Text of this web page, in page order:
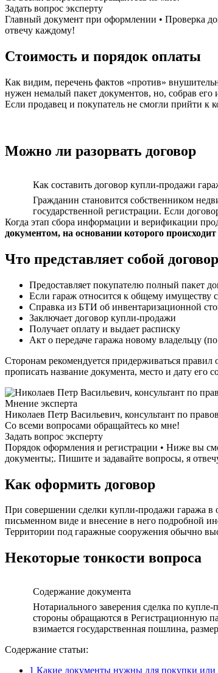
Задать вопрос эксперту
Главный документ при оформлении • Проверка
отвечу каждому!
Стоимость и порядок оплаты
Как видим, перечень фактов «против»
нужен немалый пакет документов, но, собрав
Если продавец и покупатель не смогли прийти к
Можно ли разорвать договор
Как составить договор купли-продажи
Гражданин становится собственником
государственной регистрации. Если
Когда этап сбора информации и верификации
документом, на основании которого
Что представляет собой
Предоставляет покупателю полный пакет
Если гараж относится к общему имуществу
Справка из БТИ об инвентаризационной
Заключает договор купли-продажи
Получает оплату и выдает расписку
Акт о передаче гаража новому владельцу
Сторонам рекомендуется придерживаться
прописать название документа, место и дату его
Мнение эксперта
Николаев Петр Васильевич, консультант по
Со всеми вопросами обращайтесь ко мне!
Задать вопрос эксперту
Порядок оформления и регистрации • Ниже вы
документы;. Пишите и задавайте вопросы, я
Как оформить договор
При совершении сделки купли-продажи гаража в
письменном виде и внесение в него подробной
Территории под гаражные сооружения обычно
Некоторые тонкости вопроса
Содержание документа
Нотариального заверения сделка по
стороны обращаются в Регистрационную
взимается государственная пошлина,
Содержание статьи:
1 Какие документы нужны для покупки или